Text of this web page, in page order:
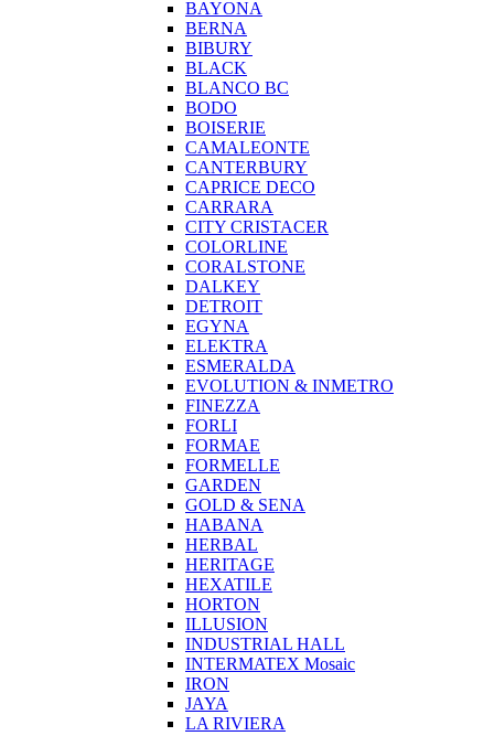
BAYONA
BERNA
BIBURY
BLACK
BLANCO BC
BODO
BOISERIE
CAMALEONTE
CANTERBURY
CAPRICE DECO
CARRARA
CITY CRISTACER
COLORLINE
CORALSTONE
DALKEY
DETROIT
EGYNA
ELEKTRA
ESMERALDA
EVOLUTION & INMETRO
FINEZZA
FORLI
FORMAE
FORMELLE
GARDEN
GOLD & SENA
HABANA
HERBAL
HERITAGE
HEXATILE
HORTON
ILLUSION
INDUSTRIAL HALL
INTERMATEX Mosaic
IRON
JAYA
LA RIVIERA